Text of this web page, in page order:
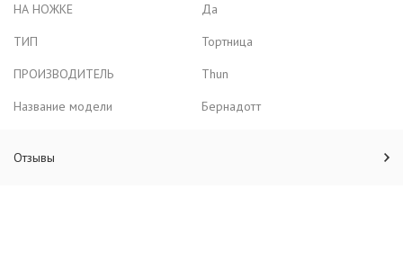
НА НОЖКЕ
Да
ТИП
Тортница
ПРОИЗВОДИТЕЛЬ
Thun
Название модели
Бернадотт
Отзывы